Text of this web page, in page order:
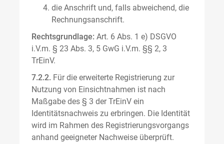
die Anschrift und, falls abweichend, die
Rechnungsanschrift.
Rechtsgrundlage: Art. 6 Abs. 1 e) DSGVO
i.V.m. § 23 Abs. 3, 5 GwG i.V.m. §§ 2, 3
TrEinV.
7.2.2. Für die erweiterte Registrierung zur
Nutzung von Einsichtnahmen ist nach
Maßgabe des § 3 der TrEinV ein
Identitätsnachweis zu erbringen. Die Identität
wird im Rahmen des Registrierungsvorgangs
anhand geeigneter Nachweise überprüft.